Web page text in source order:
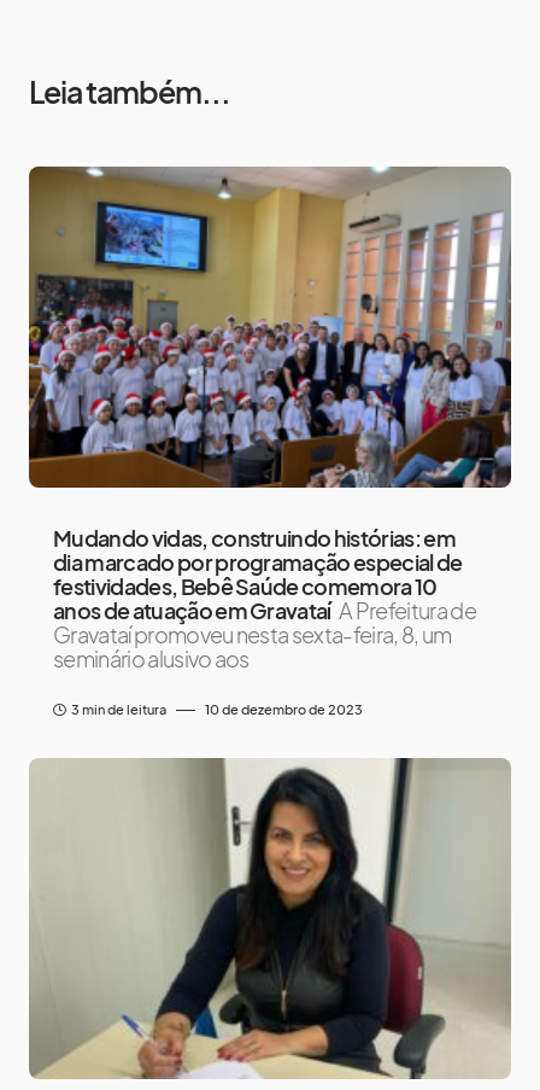
Leia também...
Mudando vidas, construindo histórias: em
dia marcado por programação especial de
festividades, Bebê Saúde comemora 10
anos de atuação em Gravataí A Prefeitura de
Gravataí promoveu nesta sexta-feira, 8, um
seminário alusivo aos
3 min de leitura 10 de dezembro de 2023